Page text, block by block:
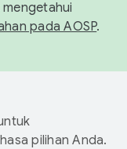
pada AOSP.
pilihan Anda.